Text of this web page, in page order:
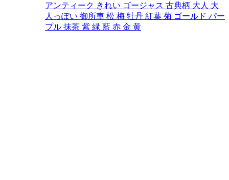
アンティーク きれい ゴージャス 古典柄 大人 大
人っぽい 御所車 松 梅 牡丹 紅葉 菊 ゴールド パー
プル 抹茶 紫 緑 藍 赤 金 黄